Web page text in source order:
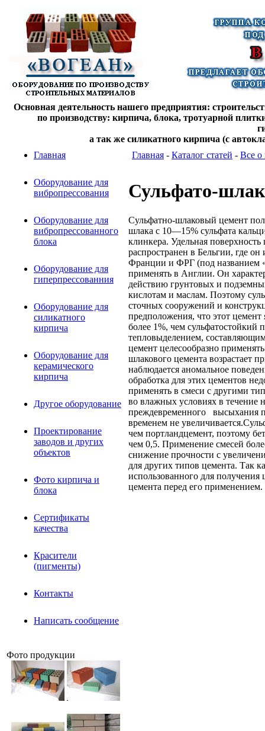
Основная деятельность нашего предприятия:
по производству: кирпича, блока, тротуарной
а так же силикатного кирпича (с
Главная
Оборудование для
вибропрессования
Оборудование для
вибропрессованного
блока
Оборудование для
гиперпрессованния
Оборудование для
силикатного
кирпича
Оборудование для
керамического
кирпича
Другое оборудование
Проектирование
заводов и других
объектов
Фото кирпича и
блока
Сертификаты
качества
Красители
(пигменты)
Контакты
Написать сообщение
Фото продукции
Главная - Каталог статей - Все о
Сульфато-
Сульфатно-шлаковый цемент
шлака с 10—15% сульфата
клинкера. Удельная
распространен в Бельгии, где
Франции и ФРГ (под названием
применять в Англии. Он
действию грунтовых и
кислотам и маслам. Поэтому
сточных сооружений и
предположения, что этот цемент
более 1%, чем
тепловыделением,
цемент целесообразно
шлакового цемента возрастает
наблюдается аномальное
обработка для этих цементов
применять в смеси с другими
во влажных условиях в
преждевременного высыхания
временем не
чем портландцемент, поэтому
чем 0,5. Применение смесей
снижение прочности с
для других типов цемента. Так
использованного для получения
цемента перед его применением.